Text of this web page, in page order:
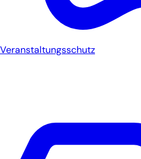
Veranstaltungsschutz